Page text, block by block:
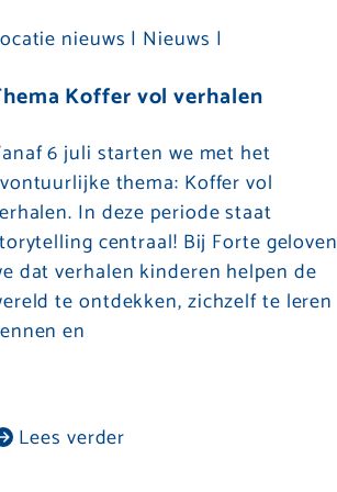
nieuws | Nieuws |
Koffer vol verhalen
6 juli starten we met het
thema: Koffer vol
In deze periode staat
centraal! Bij Forte geloven
dat verhalen kinderen helpen de
te ontdekken, zichzelf te leren
en
Lees verder